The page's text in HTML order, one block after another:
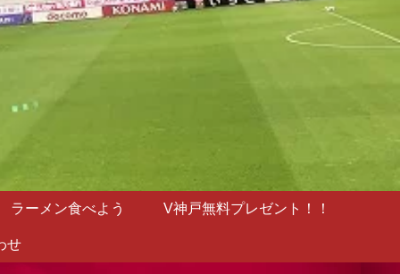
ラーメン食べよう V神戸無料プレゼント！！
せ